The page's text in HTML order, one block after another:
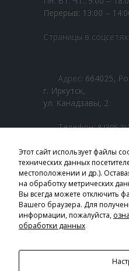
-- Школа Приёмных
Сибирское
-- Школа Приёмных
События
Медиа галерея
-- В единстве наша
-- Видеосюжеты
Профи в деле
---- Семейная
Перерыв: 13:00 –
Страницы в соцсетях:
Адрес: 664025,
г. Иркутск,
ул. Канадзавы, 2
Телефон:8 (395 2)
Телефон:8 (800 1)
Email:
Часы приёма:
Пн. - Пт.: 9:00 –
Перерыв: 13:00 – 14:00
Страницы в соцсетях:
Этот сайт использует файлы
технических данных
местоположении и др.).
на обработку метрических
Вы всегда можете отключить
Вашего браузера. Для
информации, пожалуйста,
обработки данных